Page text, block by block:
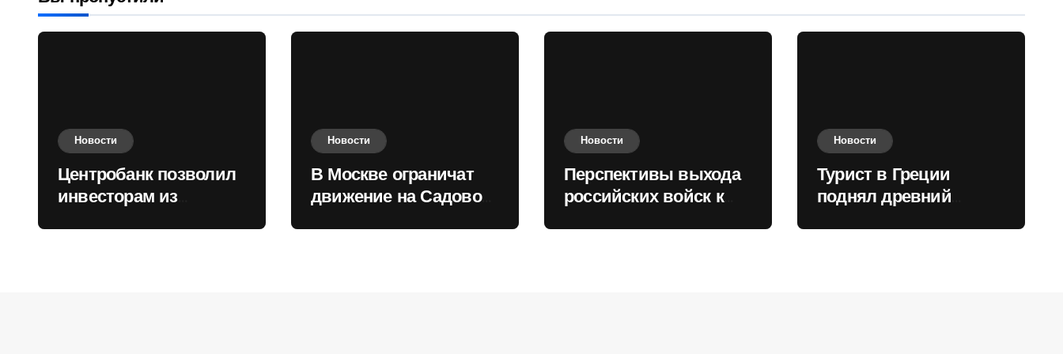
Новости
Центробанк позволил
инвесторам из
Новости
В Москве ограничат
движение на Садовом
Новости
Перспективы выхода
российских войск к
Новости
Турист в Греции
поднял древний